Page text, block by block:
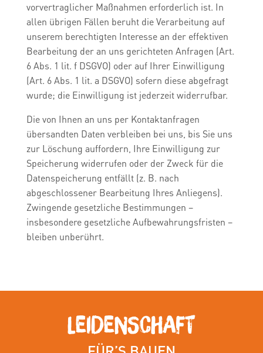
vorvertraglicher Maßnahmen erforderlich ist. In
allen übrigen Fällen beruht die Verarbeitung auf
unserem berechtigten Interesse an der effektiven
Bearbeitung der an uns gerichteten Anfragen (Art.
6 Abs. 1 lit. f DSGVO) oder auf Ihrer Einwilligung
(Art. 6 Abs. 1 lit. a DSGVO) sofern diese abgefragt
wurde; die Einwilligung ist jederzeit widerrufbar.
Die von Ihnen an uns per Kontaktanfragen
übersandten Daten verbleiben bei uns, bis Sie uns
zur Löschung auffordern, Ihre Einwilligung zur
Speicherung widerrufen oder der Zweck für die
Datenspeicherung entfällt (z. B. nach
abgeschlossener Bearbeitung Ihres Anliegens).
Zwingende gesetzliche Bestimmungen –
insbesondere gesetzliche Aufbewahrungsfristen –
bleiben unberührt.
LEIDENSCHAFT